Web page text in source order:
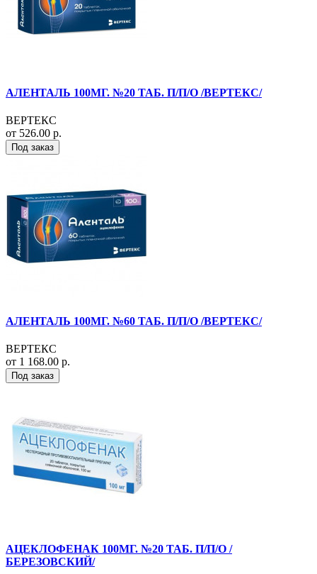
АЛЕНТАЛЬ 100МГ. №20 ТАБ. П/П/О /ВЕРТЕКС/
ВЕРТЕКС
от 526.00 р.
Под заказ
АЛЕНТАЛЬ 100МГ. №60 ТАБ. П/П/О /ВЕРТЕКС/
ВЕРТЕКС
от 1 168.00 р.
Под заказ
АЦЕКЛОФЕНАК 100МГ. №20 ТАБ. П/П/О /
БЕРЕЗОВСКИЙ/